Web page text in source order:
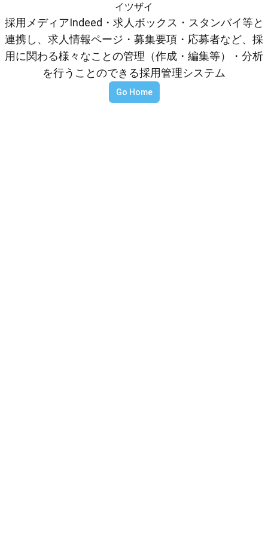
イツザイ
採用メディアIndeed・求人ボックス・スタンバイ等と
連携し、求人情報ページ・募集要項・応募者など、採
用に関わる様々なことの管理（作成・編集等）・分析
を行うことのできる採用管理システム
Go Home